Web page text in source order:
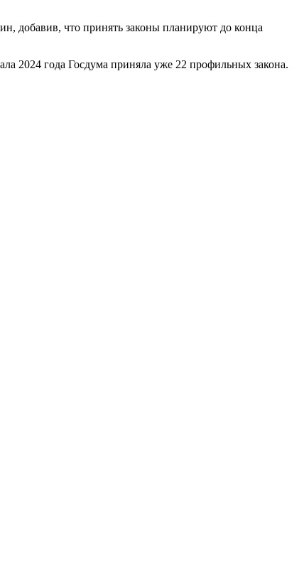
добавив, что принять законы планируют до конца
2024 года Госдума приняла уже 22 профильных закона.